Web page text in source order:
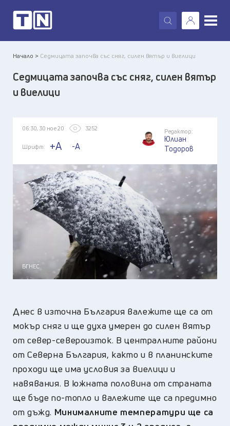
X
Начало > Седмицата започва със сняг, силен вятър и виелици
Седмицата започва със сняг, силен вятър
и виелици
06:30, 30 ное 20 3252
Шрифт: +A -A
Редактор:
Юлиан
Тодоров
БГНЕС
Днес в източна България валежите ще са от
мокър сняг и ще духа умерен до силен вятър
от север-североизток. В централните райони
от Северна България, както и в планинските
проходи ще има условия за виелици и
навявания. В южната половина от страната
ще бъде по-топло и валежите ще са предимно
от дъжд. Минималните температури ще са